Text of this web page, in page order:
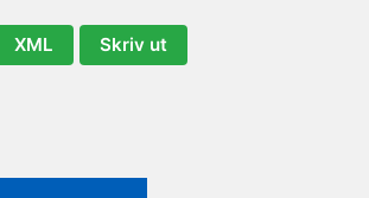
Skriv ut
XML